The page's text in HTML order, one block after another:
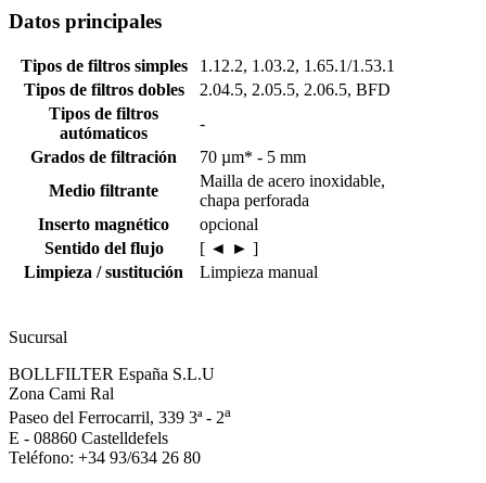
Datos principales
Tipos de filtros simples
1.12.2, 1.03.2, 1.65.1/1.53.1
Tipos de filtros dobles
2.04.5, 2.05.5, 2.06.5, BFD
Tipos de filtros
autómaticos
-
Grados de filtración
70 µm* - 5 mm
Medio filtrante
Mailla de acero inoxidable,
chapa perforada
Inserto magnético
opcional
Sentido del flujo
[ ◄ ► ]
Limpieza / sustitución
Limpieza manual
Sucursal
BOLLFILTER España S.L.U
Zona Cami Ral
Paseo del Ferrocarril, 339 3ª - 2a
E - 08860 Castelldefels
Teléfono: +34 93/634 26 80